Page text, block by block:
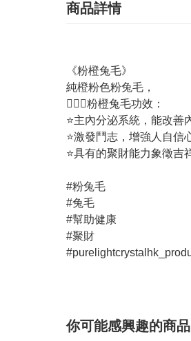
商品詳情
《粉橙兔毛》
純橙粉色粉兔毛，
💁🏼‍♀️粉橙兔毛功效：
⭐️主內分泌系統，能改
⭐️激發鬥志，增強人自信
⭐️具有的聚財能力象徵吉
#粉兔毛
#兔毛
#幫助健康
#聚財
你可能感興趣的商品